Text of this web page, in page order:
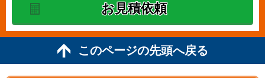
お見積依頼
このページの先頭へ戻る